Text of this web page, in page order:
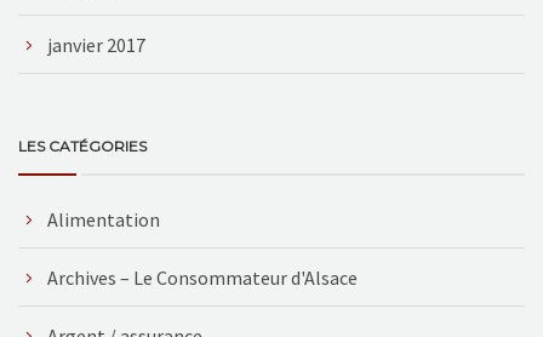
janvier 2017
LES CATÉGORIES
Alimentation
Archives – Le Consommateur d'Alsace